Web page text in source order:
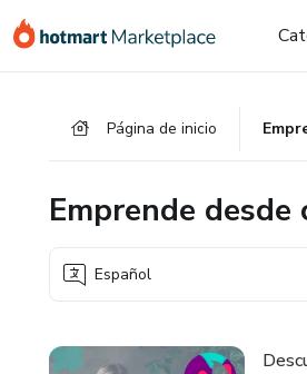
Página de inicio
Emprende
Español